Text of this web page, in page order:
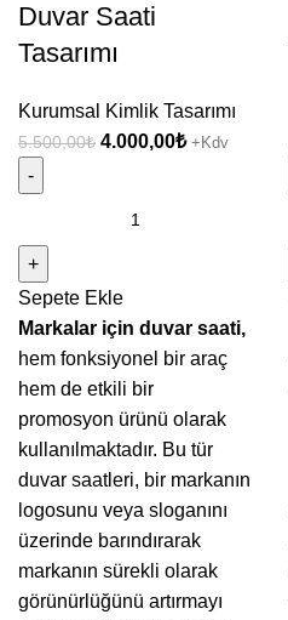
Duvar Saati
Tasarımı
Kurumsal Kimlik Tasarımı
5.500,00₺ Orijinal
4.000,00₺Şu
+Kdv
Tasarımı
adet
Sepete Ekle
Markalar için duvar saati,
hem fonksiyonel bir araç
hem de etkili bir
promosyon ürünü olarak
kullanılmaktadır. Bu tür
duvar saatleri, bir markanın
logosunu veya sloganını
üzerinde barındırarak
markanın sürekli olarak
görünürlüğünü artırmayı